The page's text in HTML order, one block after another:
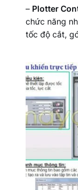
– Plotter
chức năng
tốc độ cắt,